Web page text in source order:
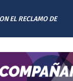
EL RECLAMO DE